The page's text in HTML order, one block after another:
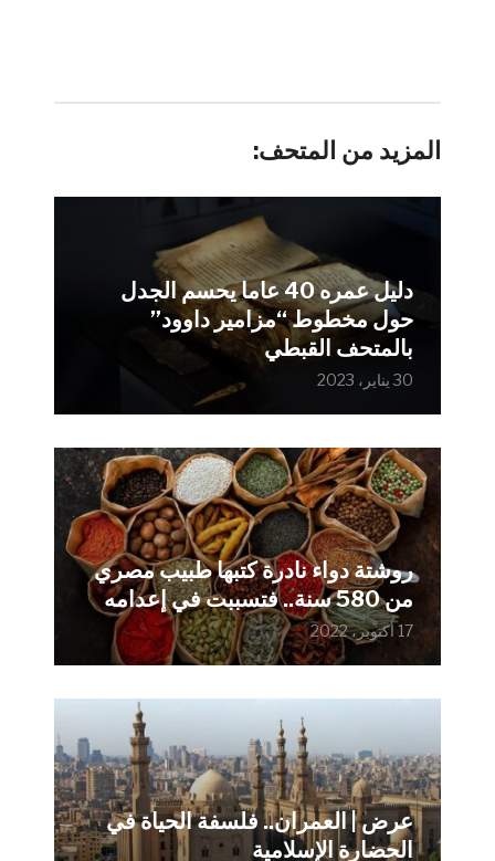
المزيد من المتحف:
دليل عمره 40 عاما يحسم الجدل
حول مخطوط “مزامير داوود”
بالمتحف القبطي
30 يناير، 2023
روشتة دواء نادرة كتبها طبيب مصري
من 580 سنة.. فتسببت في إعدامه
17 أكتوبر، 2022
عرض | العمران.. فلسفة الحياة في
الحضارة الإسلامية